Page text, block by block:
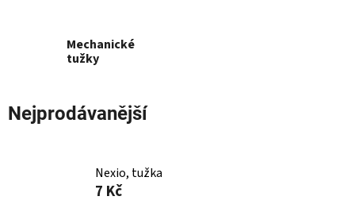
Mechanické
tužky
Nejprodávanější
Nexio, tužka
7 Kč